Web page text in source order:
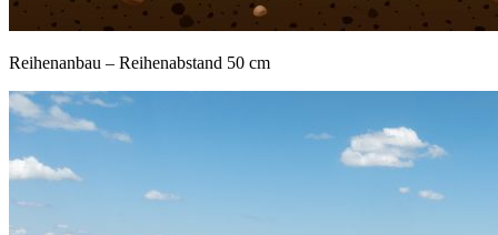
Reihenanbau – Reihenabstand 50 cm